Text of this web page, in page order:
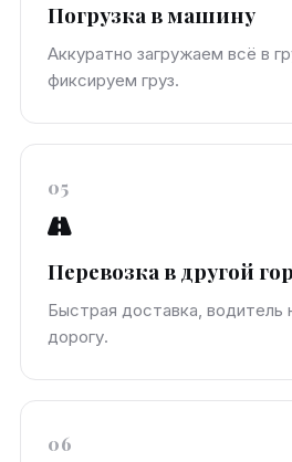
Погрузка в машину
Аккуратно загружаем всё в
фиксируем груз.
05
Перевозка в другой
Быстрая доставка, водитель
дорогу.
06